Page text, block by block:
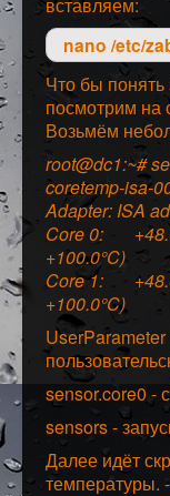
вставляем:
nano /etc/
Что бы понять
посмотрим на
Возьмём
root@dc1:~#
coretemp-isa-
Adapter: ISA
Core 0:
+100.0°C)
Core 1:
+100.0°C)
UserParameter
sensor.core0 -
sensors -
Далее идёт
температуры.